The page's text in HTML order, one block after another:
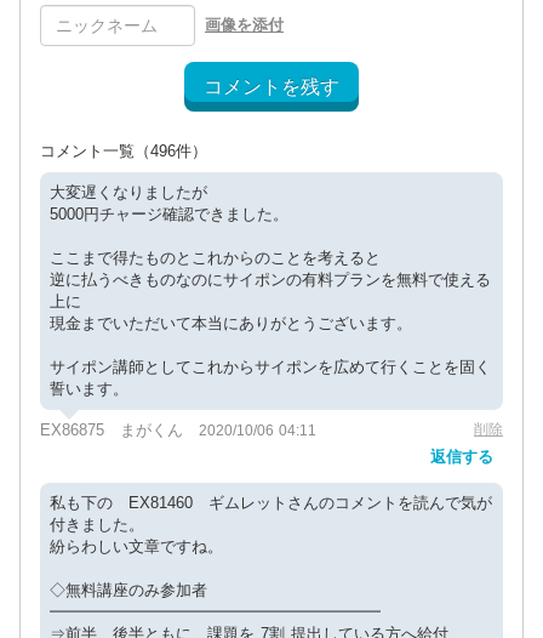
画像を添付
コメントを残す
コメント一覧 （496件）
大変遅くなりましたが
5000円チャージ確認できました。
ここまで得たものとこれからのことを考えると
逆に払うべきものなのにサイポンの有料プランを無料で使える
上に
現金までいただいて本当にありがとうございます。
サイポン講師としてこれからサイポンを広めて行くことを固く
誓います。
EX86875 まがくん 2020/10/06 04:11 削除
返信する
私も下の EX81460 ギムレットさんのコメントを読んで気が
付きました。
紛らわしい文章ですね。
◇無料講座のみ参加者
━━━━━━━━━━━━━━━━━━━━━
⇒前半、後半ともに、課題を 7割 提出している方へ給付